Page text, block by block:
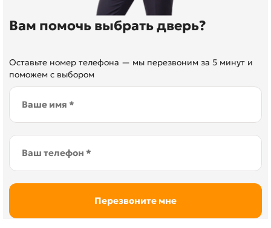
Вам помочь выбрать дверь?
Оставьте номер телефона — мы перезвоним за 5 минут и
поможем с выбором